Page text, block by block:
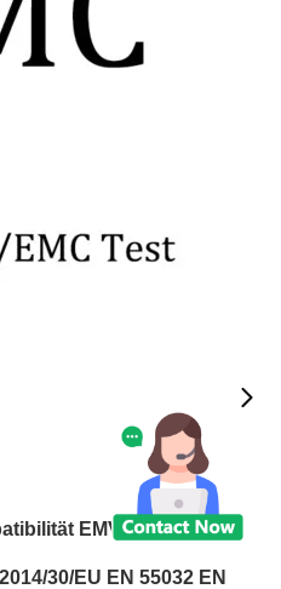
EMV-
30/EU EN 55032 EN